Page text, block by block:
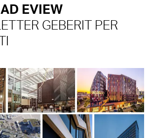
EVIEW
GEBERIT PER